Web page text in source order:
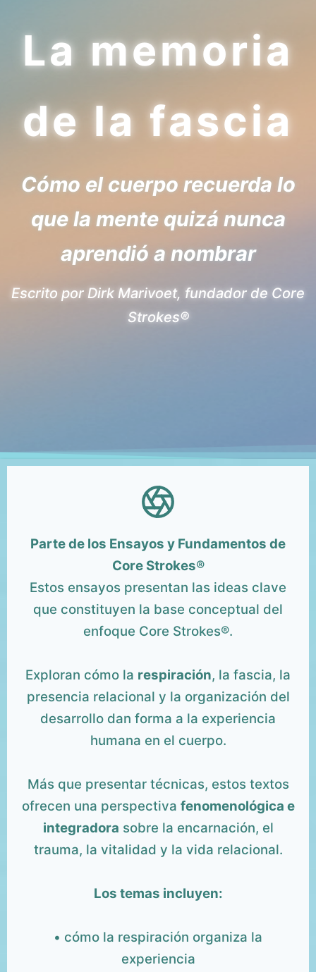
La memoria
de la fascia
Cómo el cuerpo recuerda lo
que la mente quizá nunca
aprendió a nombrar
Escrito por Dirk Marivoet, fundador de Core
Strokes®
Parte de los Ensayos y Fundamentos de
Core Strokes®
Estos ensayos presentan las ideas clave
que constituyen la base conceptual del
enfoque Core Strokes®.
Exploran cómo la respiración, la fascia, la
presencia relacional y la organización del
desarrollo dan forma a la experiencia
humana en el cuerpo.
Más que presentar técnicas, estos textos
ofrecen una perspectiva fenomenológica e
integradora sobre la encarnación, el
trauma, la vitalidad y la vida relacional.
Los temas incluyen:
• cómo la respiración organiza la
experiencia